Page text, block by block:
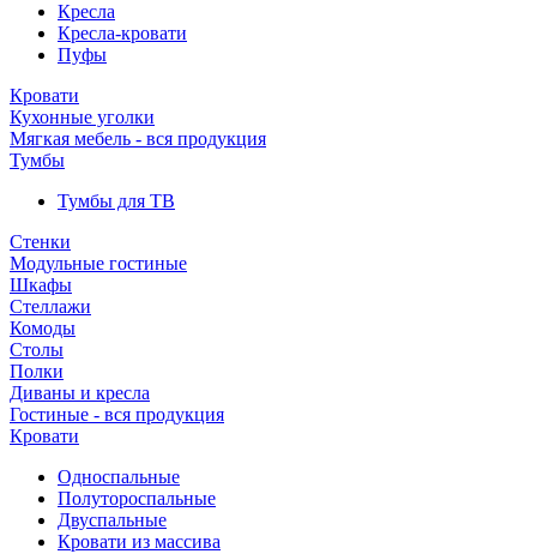
Кресла
Кресла-кровати
Пуфы
Кровати
Кухонные уголки
Мягкая мебель - вся продукция
Тумбы
Тумбы для ТВ
Стенки
Модульные гостиные
Шкафы
Стеллажи
Комоды
Столы
Полки
Диваны и кресла
Гостиные - вся продукция
Кровати
Односпальные
Полутороспальные
Двуспальные
Кровати из массива